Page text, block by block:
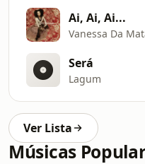
Ai, Ai, Ai...
Vanessa Da
Será
Lagum
Ver Lista
Músicas